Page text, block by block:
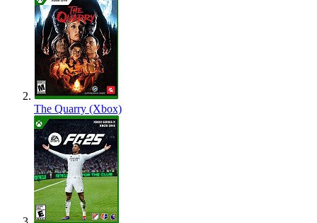
The Quarry (Xbox)